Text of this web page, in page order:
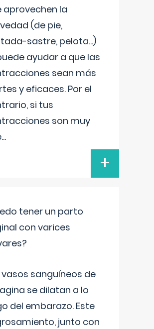
aprovechen la
(de pie,
sastre, pelota...)
ayudar a que las
sean más
y eficaces. Por el
si tus
son muy
...
+
tener un parto
con varices
vasos sanguíneos de
se dilatan a lo
del embarazo. Este
junto con